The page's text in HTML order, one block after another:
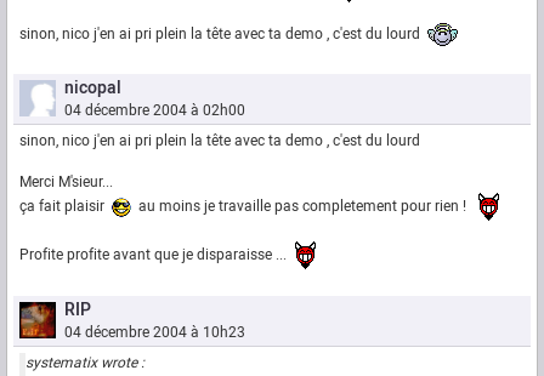
sinon, nico j'en ai pri plein la tête avec ta demo , c'est du lourd
nicopal
04 décembre 2004 à 02h00
sinon, nico j'en ai pri plein la tête avec ta demo , c'est du lourd
Merci M'sieur...
ça fait plaisir
au moins je travaille pas completement pour rien !
Profite profite avant que je disparaisse ...
RIP
04 décembre 2004 à 10h23
systematix wrote :